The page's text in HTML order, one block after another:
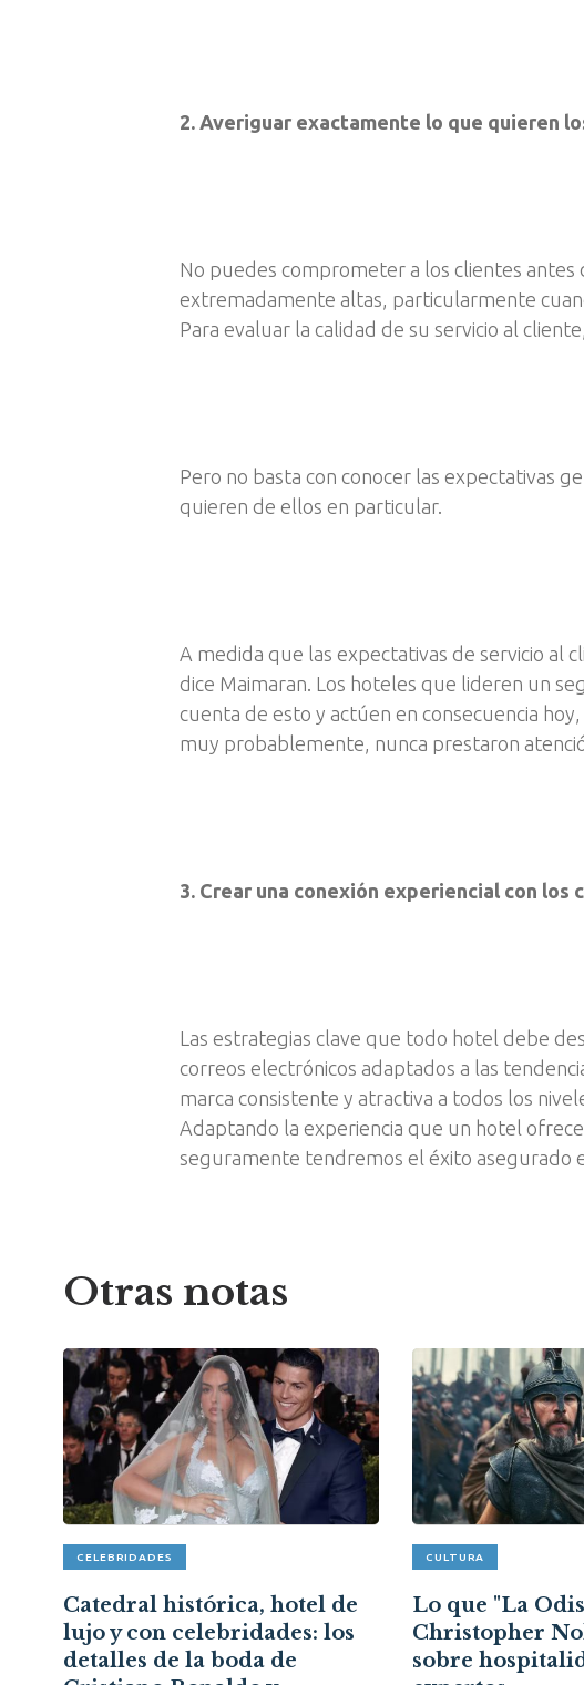
2. Averiguar exactamente lo que quieren
No puedes comprometer a los clientes antes
extremadamente altas, particularmente
Para evaluar la calidad de su servicio al
Pero no basta con conocer las expectativas
quieren de ellos en particular.
A medida que las expectativas de servicio al
dice Maimaran. Los hoteles que lideren un
cuenta de esto y actúen en consecuencia
muy probablemente, nunca prestaron
3. Crear una conexión experiencial con los
Las estrategias clave que todo hotel debe
correos electrónicos adaptados a las
marca consistente y atractiva a todos los
Adaptando la experiencia que un hotel
seguramente tendremos el éxito asegurado
Otras notas
CELEBRIDADES
Catedral histórica, hotel de
lujo y con celebridades: los
detalles de la boda de
CULTURA
Lo que "La
Christopher
sobre